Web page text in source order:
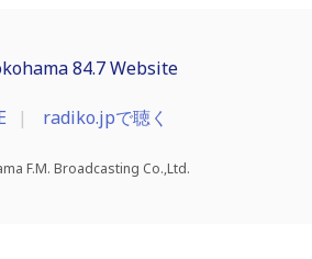
84.7 Website
radiko.jpで聴く
F.M. Broadcasting Co.,Ltd.